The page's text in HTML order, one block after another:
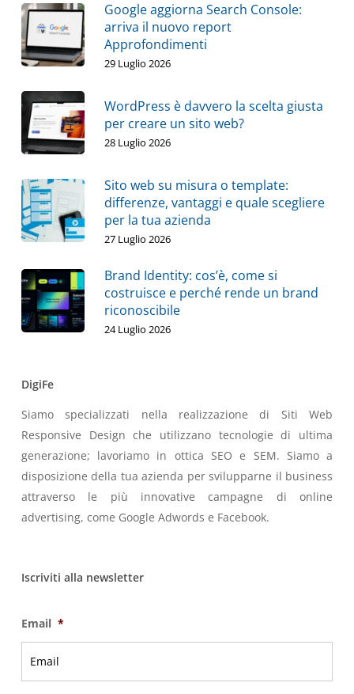
Google aggiorna Search Console:
arriva il nuovo report
Approfondimenti
29 Luglio 2026
WordPress è davvero la scelta giusta
per creare un sito web?
28 Luglio 2026
Sito web su misura o template:
differenze, vantaggi e quale scegliere
per la tua azienda
27 Luglio 2026
Brand Identity: cos’è, come si
costruisce e perché rende un brand
riconoscibile
24 Luglio 2026
DigiFe
Siamo specializzati nella realizzazione di Siti Web
Responsive Design che utilizzano tecnologie di ultima
generazione; lavoriamo in ottica SEO e SEM. Siamo a
disposizione della tua azienda per svilupparne il business
attraverso le più innovative campagne di online
advertising, come Google Adwords e Facebook.
Iscriviti alla newsletter
Email *